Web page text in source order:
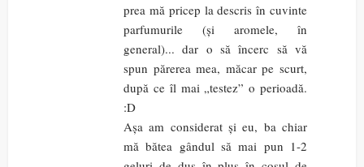
prea mă pricep la descris în cuvinte
parfumurile (și aromele, în
general)... dar o să încerc să vă
spun părerea mea, măcar pe scurt,
după ce îl mai „testez” o perioadă.
:D
Așa am considerat și eu, ba chiar
mă bătea gândul să mai pun 1-2